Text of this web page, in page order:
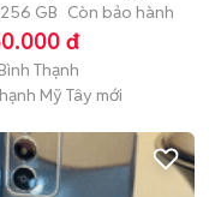
keng
256 GB Còn bảo hành
đ
Thạnh
Mỹ Tây mới